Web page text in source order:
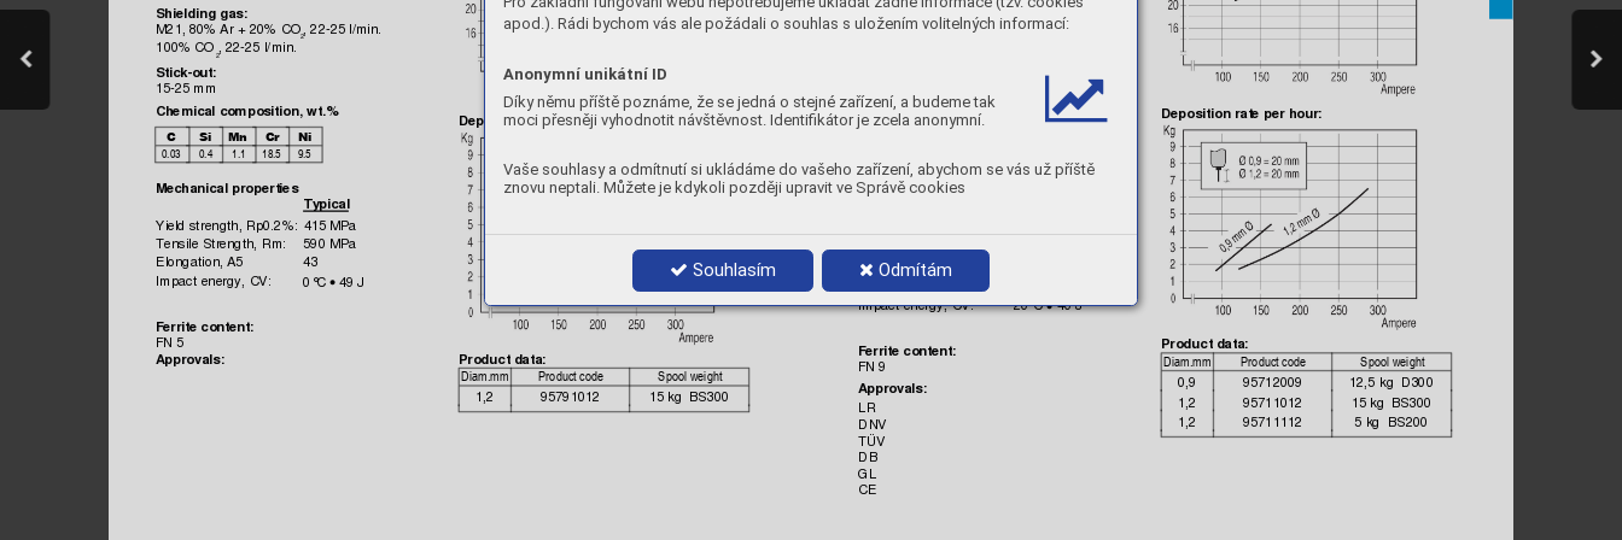
apod.). Rádi bychom vás ale požádali o souhlas s uložením volitelných informací:
Anonymní unikátní ID
Díky němu příště poznáme, že se jedná o stejné zařízení, a budeme tak
moci přesněji vyhodnotit návštěvnost. Identifikátor je zcela anonymní.
Vaše souhlasy a odmítnutí si ukládáme do vašeho zařízení, abychom se vás už příště
znovu neptali. Můžete je kdykoli později upravit ve Správě cookies
Souhlasím Odmítám
Shielding gas:
M21, 80% Ar + 20% CO
2
, 22-25 l/min.
100% CO
2
, 22-25 l/min.
Stick-out:
15-25 mm
Chemical composition, wt.%










Mechanical properties
Typical
Yield strength, Rp0.2%: 415 MPa
Tensile Strength, Rm: 590 MPa
Elongation, A5 43
Impact energy, CV: 0 °C • 49 J
Ferrite content:
FN 5
Approvals:
Deposition rate per hour:
Product data:
  
1,2 95791012 15 kg  BS300
Deposition efficiency:
87%
Stick-out:
15-25 mm
 
 

Yield strength, Rp0.2%:
Tensile Strength,
Impact energy, CV: –20°C • 40 J
Ferrite content:
FN 9
Approvals:
LR
DNV
TÜV
DB
GL
CE
Deposition rate per hour:
Product data:
  
0,9 95712009 12,5 kg  D300
1,2 95711012 15 kg  BS300
1,2 95711112 5 kg BS200